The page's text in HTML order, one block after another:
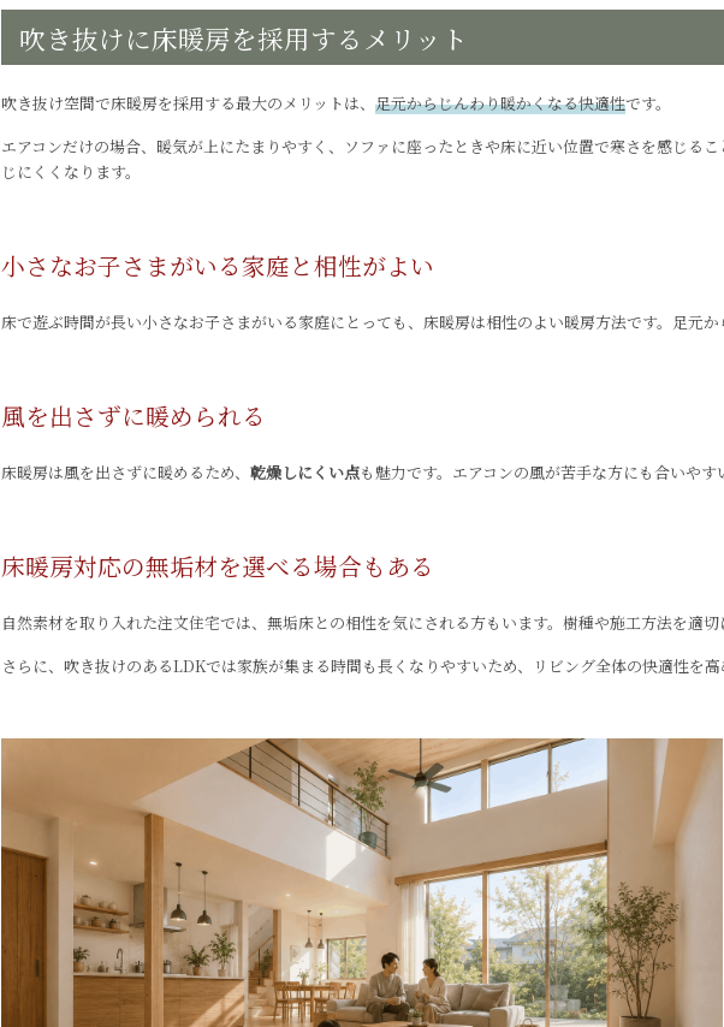
吹き抜けに床暖房を採用するメリット
吹き抜け空間で床暖房を採用する最大のメリットは、 足元からじんわり暖かくなる快適性です。
エアコンだけの場合、暖気が上にたまりやすく、ソファに座ったときや床に近い位置で寒さを感じる
じにくくなります。
小さなお子さまがいる家庭と相性がよい
床で遊ぶ時間が長い小さなお子さまがいる家庭にとっても、床暖房は相性のよい暖房方法です。足元
風を出さずに暖められる
床暖房は風を出さずに暖めるため、 乾燥しにくい点も魅力です。エアコンの風が苦手な方にも合いやす
床暖房対応の無垢材を選べる場合もある
自然素材を取り入れた注文住宅では、無垢床との相性を気にされる方もいます。樹種や施工方法を適切
さらに、吹き抜けのあるLDKでは家族が集まる時間も長くなりやすいため、リビング全体の快適性を